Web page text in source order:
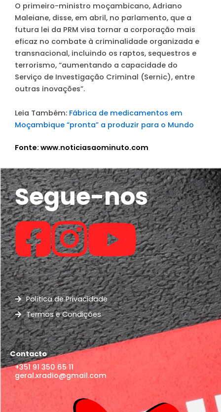
O primeiro-ministro moçambicano, Adriano
Maleiane, disse, em abril, no parlamento, que a
futura lei da PRM visa tornar a corporação mais
eficaz no combate à criminalidade organizada e
transnacional, incluindo os raptos, sequestros e
terrorismo, “aumentando a capacidade do
Serviço de Investigação Criminal (Sernic), entre
outras inovações”.
Leia Também: Fábrica de medicamentos em
Moçambique “pronta” a produzir para o Mundo
Fonte: www.noticiasaominuto.com
Segue-nos
Política de Privacidade
Termos e Condições
Contacto
+351 91 350 65 11
geral.xradio@gmail.com